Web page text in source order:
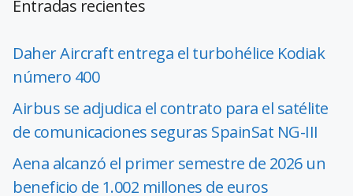
Entradas recientes
Daher Aircraft entrega el turbohélice Kodiak
número 400
Airbus se adjudica el contrato para el satélite
de comunicaciones seguras SpainSat NG-III
Aena alcanzó el primer semestre de 2026 un
beneficio de 1.002 millones de euros